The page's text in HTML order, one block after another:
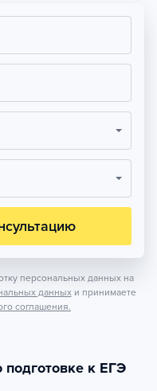
персональных данных на
данных и принимаете
соглашения.
к ЕГЭ